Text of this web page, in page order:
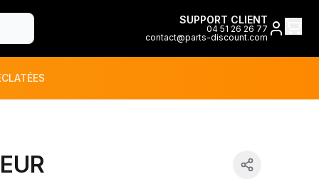
SUPPORT CLIENT
04 51 26 26 77
contact@parts-discount.com